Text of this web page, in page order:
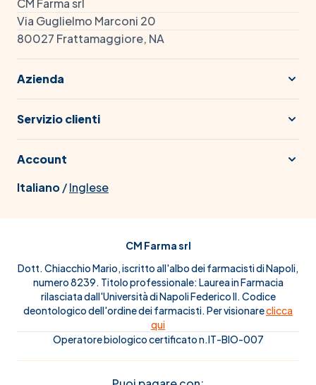
CM Farma srl
Via Guglielmo Marconi 20
80027 Frattamaggiore, NA
Azienda
Servizio clienti
Account
Italiano/Inglese
CM Farma srl
Dott. Chiacchio Mario, iscritto all'albo dei farmacisti di Napoli,
numero 8239. Titolo professionale: Laurea in Farmacia
rilasciata dall'Università di Napoli Federico II. Codice
deontologico dell'ordine dei farmacisti. Per visionareclicca
qui
Operatore biologico certificato n.IT-BIO-007